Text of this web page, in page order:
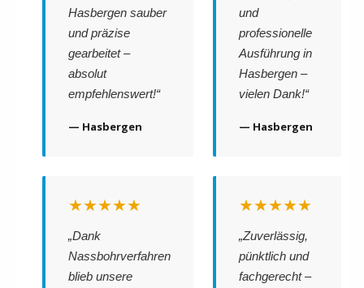
Hasbergen sauber
und präzise
gearbeitet –
absolut
empfehlenswert!“
— Hasbergen
und
professionelle
Ausführung in
Hasbergen –
vielen Dank!“
— Hasbergen
★★★★★
„Dank
Nassbohrverfahren
blieb unsere
★★★★★
„Zuverlässig,
pünktlich und
fachgerecht –